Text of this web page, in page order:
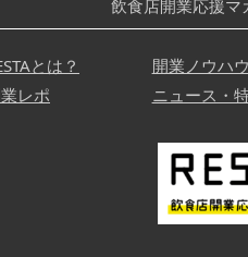
飲食店開業応援マ
とは？ 開業ノウハウ
レポ
ニュース・